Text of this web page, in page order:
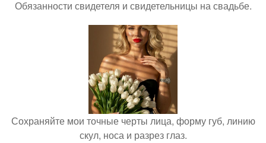
Обязанности свидетеля и свидетельницы на свадьбе.
Сохраняйте мои точные черты лица, форму губ, линию
скул, носа и разрез глаз.